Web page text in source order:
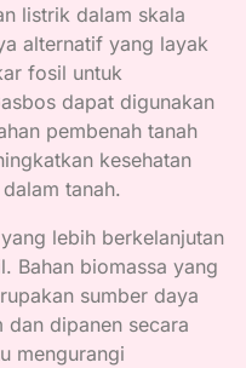
listrik dalam skala
alternatif yang layak
fosil untuk
dapat digunakan
pembenah tanah
kesehatan
tanah.
lebih berkelanjutan
Bahan biomassa yang
sumber daya
dipanen secara
mengurangi